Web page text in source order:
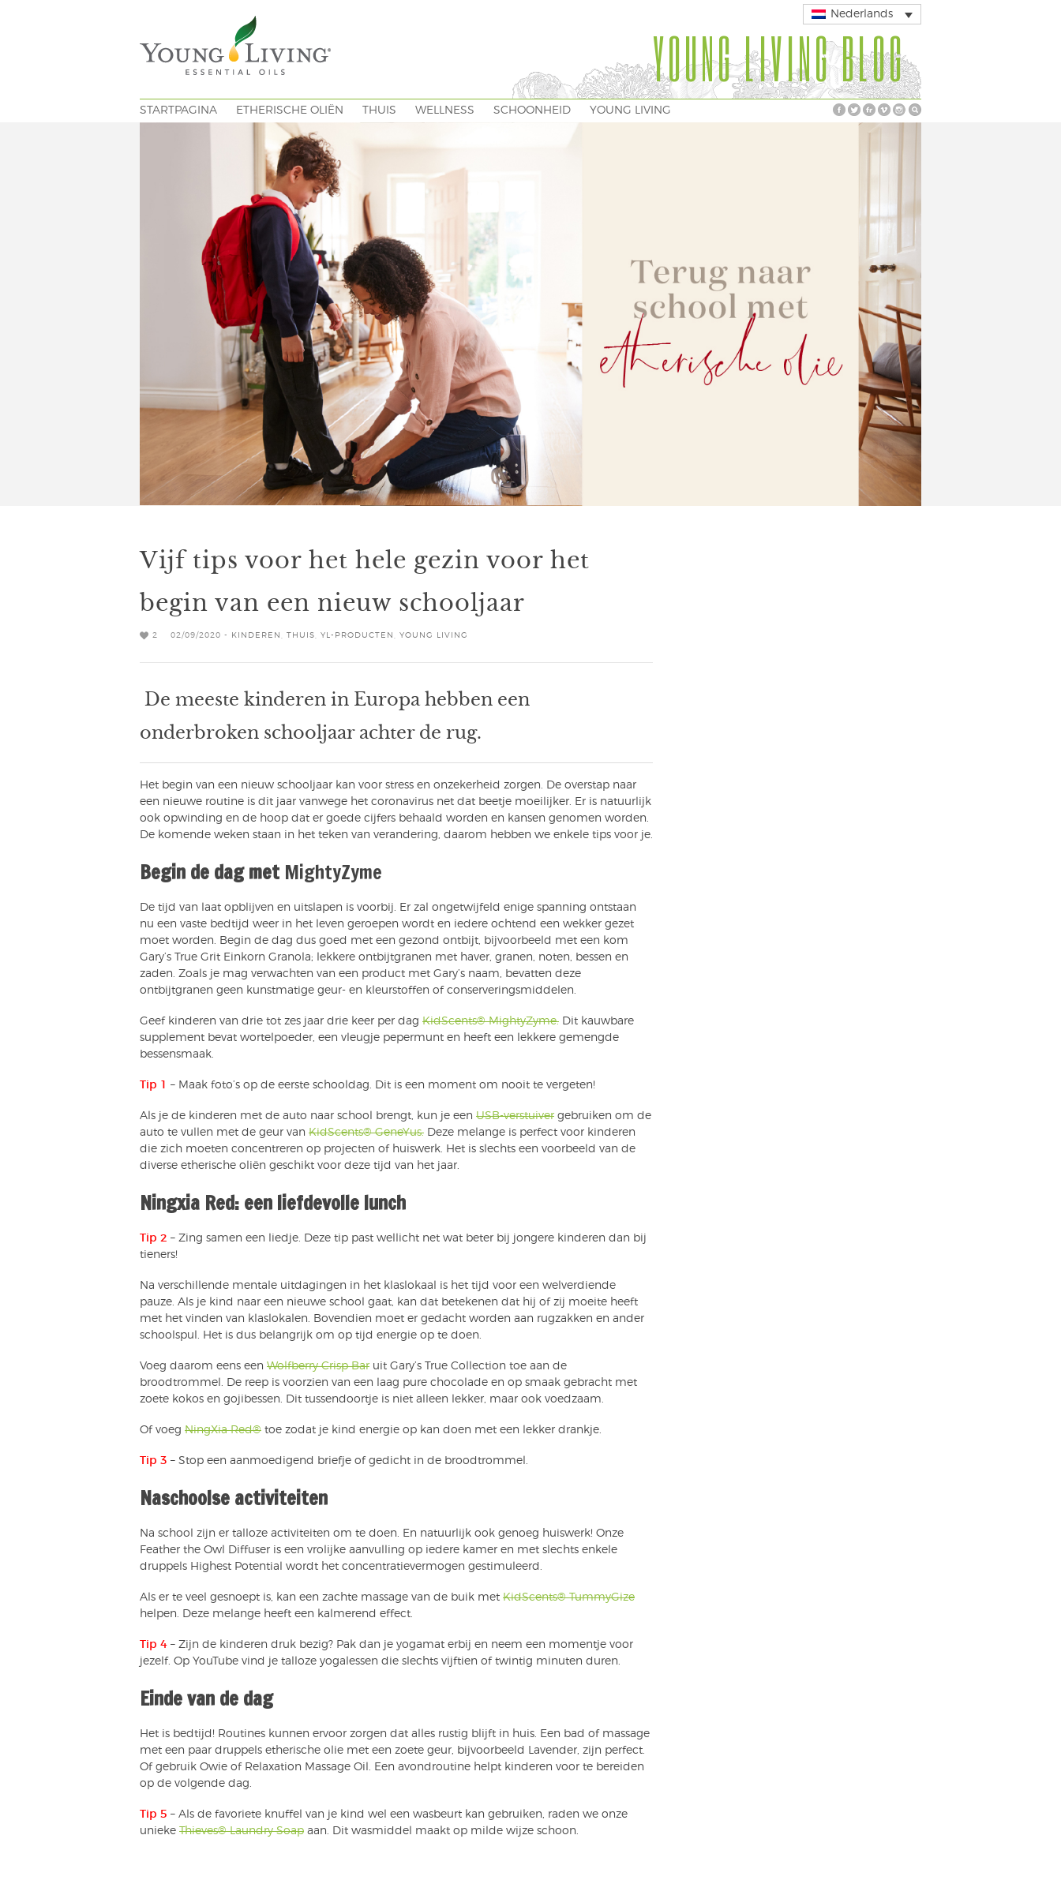
Nederlands
YOUNG LIVING BLOG
STARTPAGINA ETHERISCHE OLIËN THUIS WELLNESS SCHOONHEID YOUNG LIVING
Vijf tips voor het hele gezin voor het
begin van een nieuw schooljaar
2 02/09/2020 - KINDEREN THUIS YL-PRODUCTEN YOUNG LIVING
De meeste kinderen in Europa hebben een
onderbroken schooljaar achter de rug.
Het begin van een nieuw schooljaar kan voor stress en onzekerheid zorgen. De overstap naar
een nieuwe routine is dit jaar vanwege het coronavirus net dat beetje moeilijker. Er is natuurlijk
ook opwinding en de hoop dat er goede cijfers behaald worden en kansen genomen worden.
De komende weken staan in het teken van verandering, daarom hebben we enkele tips voor je.
Begin de dag met MightyZyme
De tijd van laat opblijven en uitslapen is voorbij. Er zal ongetwijfeld enige spanning ontstaan
nu een vaste bedtijd weer in het leven geroepen wordt en iedere ochtend een wekker gezet
moet worden. Begin de dag dus goed met een gezond ontbijt, bijvoorbeeld met een kom
Gary’s True Grit Einkorn Granola; lekkere ontbijtgranen met haver, granen, noten, bessen en
zaden. Zoals je mag verwachten van een product met Gary’s naam, bevatten deze
ontbijtgranen geen kunstmatige geur- en kleurstoffen of conserveringsmiddelen.
Geef kinderen van drie tot zes jaar drie keer per dag KidScents® MightyZyme. Dit kauwbare
supplement bevat wortelpoeder, een vleugje pepermunt en heeft een lekkere gemengde
bessensmaak.
Tip 1 – Maak foto’s op de eerste schooldag. Dit is een moment om nooit te vergeten!
Als je de kinderen met de auto naar school brengt, kun je een USB-verstuiver gebruiken om de
auto te vullen met de geur van KidScents® GeneYus. Deze melange is perfect voor kinderen
die zich moeten concentreren op projecten of huiswerk. Het is slechts een voorbeeld van de
diverse etherische oliën geschikt voor deze tijd van het jaar.
Ningxia Red: een liefdevolle lunch
Tip 2 – Zing samen een liedje. Deze tip past wellicht net wat beter bij jongere kinderen dan bij
tieners!
Na verschillende mentale uitdagingen in het klaslokaal is het tijd voor een welverdiende
pauze. Als je kind naar een nieuwe school gaat, kan dat betekenen dat hij of zij moeite heeft
met het vinden van klaslokalen. Bovendien moet er gedacht worden aan rugzakken en ander
schoolspul. Het is dus belangrijk om op tijd energie op te doen.
Voeg daarom eens een Wolfberry Crisp Bar uit Gary’s True Collection toe aan de
broodtrommel. De reep is voorzien van een laag pure chocolade en op smaak gebracht met
zoete kokos en gojibessen. Dit tussendoortje is niet alleen lekker, maar ook voedzaam.
Of voeg NingXia Red® toe zodat je kind energie op kan doen met een lekker drankje.
Tip 3 – Stop een aanmoedigend briefje of gedicht in de broodtrommel.
Naschoolse activiteiten
Na school zijn er talloze activiteiten om te doen. En natuurlijk ook genoeg huiswerk! Onze
Feather the Owl Diffuser is een vrolijke aanvulling op iedere kamer en met slechts enkele
druppels Highest Potential wordt het concentratievermogen gestimuleerd.
Als er te veel gesnoept is, kan een zachte massage van de buik met KidScents® TummyGize
helpen. Deze melange heeft een kalmerend effect.
Tip 4 – Zijn de kinderen druk bezig? Pak dan je yogamat erbij en neem een momentje voor
jezelf. Op YouTube vind je talloze yogalessen die slechts vijftien of twintig minuten duren.
Einde van de dag
Het is bedtijd! Routines kunnen ervoor zorgen dat alles rustig blijft in huis. Een bad of massage
met een paar druppels etherische olie met een zoete geur, bijvoorbeeld Lavender, zijn perfect.
Of gebruik Owie of Relaxation Massage Oil. Een avondroutine helpt kinderen voor te bereiden
op de volgende dag.
Tip 5 – Als de favoriete knuffel van je kind wel een wasbeurt kan gebruiken, raden we onze
unieke Thieves® Laundry Soap aan. Dit wasmiddel maakt op milde wijze schoon.